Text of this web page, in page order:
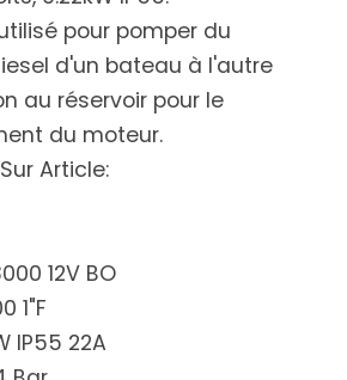
pour pomper du
d'un bateau à l'autre
au réservoir pour le
du moteur.
Article:
12V BO
1"F
IP55 22A